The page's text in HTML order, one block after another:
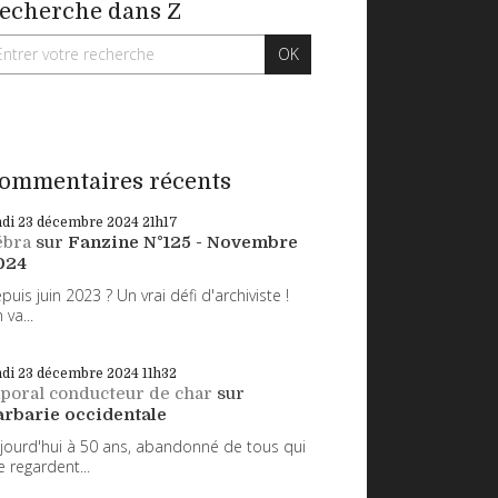
dans Z
récents
23 décembre 2024 21h17
sur Fanzine N°125 - Novembre
juin 2023 ? Un vrai défi d'archiviste !
23 décembre 2024 11h32
conducteur de char sur
occidentale
à 50 ans, abandonné de tous qui
regardent...